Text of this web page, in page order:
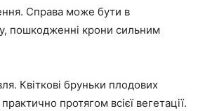
Справа може бути в
пошкодженні крони сильним
Квіткові бруньки плодових
протягом всієї вегетації.